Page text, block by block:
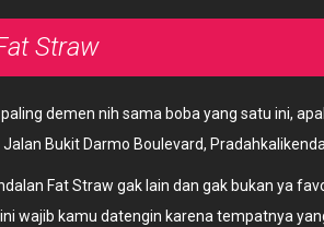
Straw
demen nih sama boba yang satu ini,
Jalan Bukit Darmo Boulevard,
Fat Straw gak lain dan gak bukan ya
wajib kamu datengin karena tempatnya